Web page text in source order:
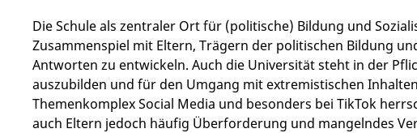
Die Schule als zentraler Ort für (politische) Bildung und
Zusammenspiel mit Eltern, Trägern der politischen Bildung
Antworten zu entwickeln. Auch die Universität steht in der
auszubilden und für den Umgang mit extremistischen
Themenkomplex Social Media und besonders bei TikTok
auch Eltern jedoch häufig Überforderung und mangelndes